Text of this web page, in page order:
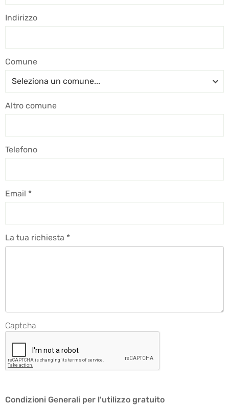
Indirizzo
Comune
Altro comune
Telefono
Email *
La tua richiesta *
Captcha
Condizioni Generali per l'utilizzo gratuito